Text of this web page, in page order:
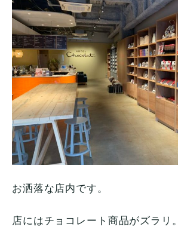
お洒落な店内です。
店にはチョコレート商品がズラリ。